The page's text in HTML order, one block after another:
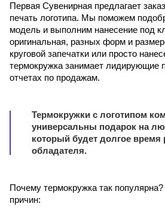
Первая Сувенирная предлагает
печать логотипа. Мы поможем
модель и выполним нанесение под
оригинальная, разных форм и
круговой запечатки или просто
термокружка занимает лидирующие
отчетах по продажам.
Термокружки с логотипом
универсальны подарок на
который будет долгое время
обладателя.
Почему термокружка так
причин: